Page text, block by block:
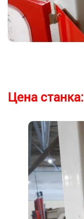
Цена станка: